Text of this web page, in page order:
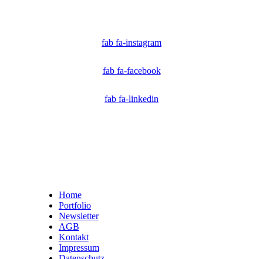
fab fa-instagram
fab fa-facebook
fab fa-linkedin
Home
Portfolio
Newsletter
AGB
Kontakt
Impressum